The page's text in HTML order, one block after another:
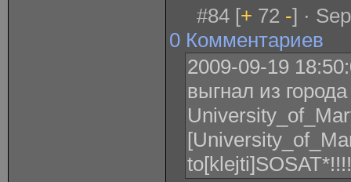
#84 [+ 72 -] ·
0 Комментариев
2009-09-19
выгнал из